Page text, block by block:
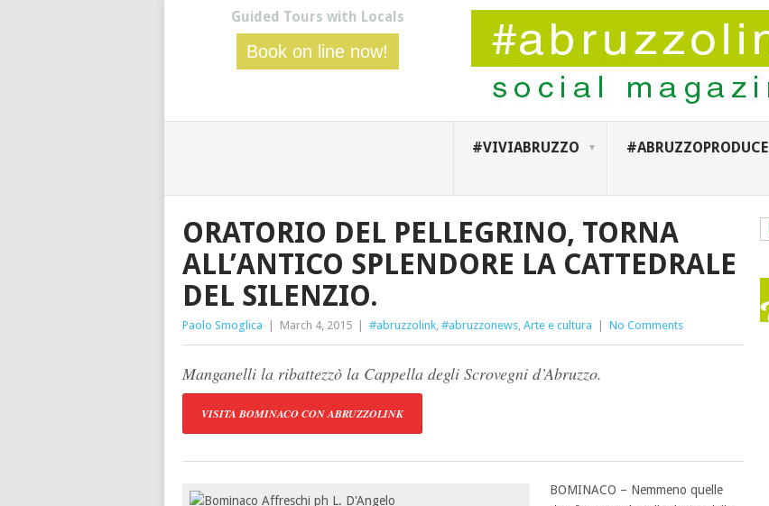
Guided Tours with Locals
Book on line now!
#VIVIABRUZZO #ABRUZZOPRODUCE
ORATORIO DEL PELLEGRINO, TORNA
ALL’ANTICO SPLENDORE LA CATTEDRALE
DEL SILENZIO.
Paolo Smoglica March 4, 2015 #abruzzolink, #abruzzonews, Arte e cultura No Comments
Manganelli la ribattezzò la Cappella degli Scrovegni d’Abruzzo.
VISITA BOMINACO CON ABRUZZOLINK
BOMINACO – Nemmeno quelle